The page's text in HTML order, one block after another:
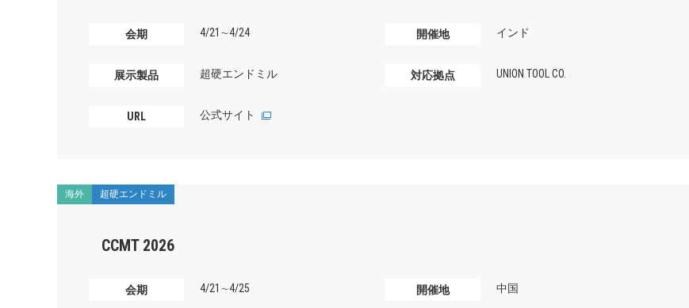
会期 4/21∼4/24 開催地 インド
展示製品 超硬エンドミル 対応拠点 UNION TOOL CO.
URL 公式サイト
海外 超硬エンドミル
CCMT 2026
会期 4/21∼4/25 開催地 中国